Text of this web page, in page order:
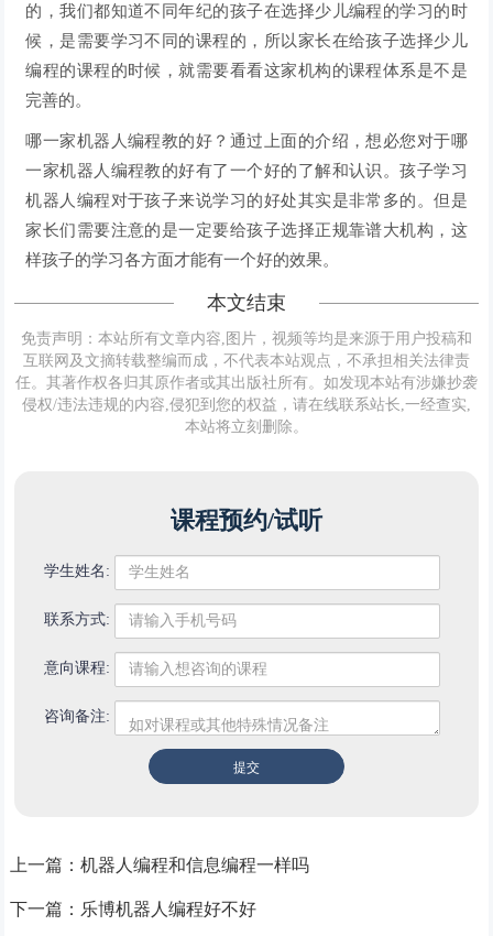
的，我们都知道不同年纪的孩子在选择少儿编程的学习的时
候，是需要学习不同的课程的，所以家长在给孩子选择少儿
编程的课程的时候，就需要看看这家机构的课程体系是不是
完善的。
哪一家机器人编程教的好？通过上面的介绍，想必您对于哪
一家机器人编程教的好有了一个好的了解和认识。孩子学习
机器人编程对于孩子来说学习的好处其实是非常多的。但是
家长们需要注意的是一定要给孩子选择正规靠谱大机构，这
样孩子的学习各方面才能有一个好的效果。
本文结束
免责声明：本站所有文章内容,图片，视频等均是来源于用户投稿和
互联网及文摘转载整编而成，不代表本站观点，不承担相关法律责
任。其著作权各归其原作者或其出版社所有。如发现本站有涉嫌抄袭
侵权/违法违规的内容,侵犯到您的权益，请在线联系站长,一经查实,
本站将立刻删除。
课程预约/试听
学生姓名:
联系方式:
意向课程:
咨询备注:
上一篇： 机器人编程和信息编程一样吗
下一篇： 乐博机器人编程好不好